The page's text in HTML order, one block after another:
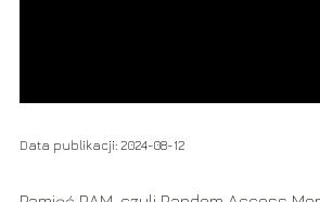
Data publikacji: 2024-08-12